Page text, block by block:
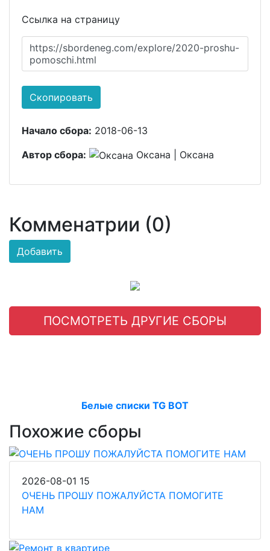
Ссылка на страницу
https://sbordeneg.com/explore/2020-proshu-
pomoschi.html
Скопировать
Начало сбора: 2018-06-13
Автор сбора:
Оксана | Оксана
Комменатрии (0)
Добавить
ПОСМОТРЕТЬ ДРУГИЕ СБОРЫ
Белые списки TG BOT
Похожие сборы
2026-08-01 15
ОЧЕНЬ ПРОШУ ПОЖАЛУЙСТА ПОМОГИТЕ
НАМ